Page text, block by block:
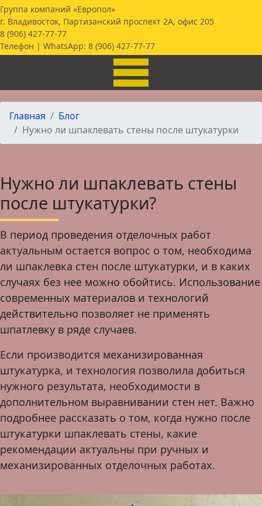
Группа компаний «Европол»
г. Владивосток, Партизанский проспект 2А, офис 205
8 (906) 427-77-77
Телефон | WhatsApp: 8 (906) 427-77-77
Главная
Блог
Нужно ли шпаклевать стены после штукатурки
Нужно ли шпаклевать стены
после штукатурки?
В период проведения отделочных работ
актуальным остается вопрос о том, необходима
ли шпаклевка стен после штукатурки, и в каких
случаях без нее можно обойтись. Использование
современных материалов и технологий
действительно позволяет не применять
шпатлевку в ряде случаев.
Если производится механизированная
штукатурка, и технология позволила добиться
нужного результата, необходимости в
дополнительном выравнивании стен нет. Важно
подробнее рассказать о том, когда нужно после
штукатурки шпаклевать стены, какие
рекомендации актуальны при ручных и
механизированных отделочных работах.